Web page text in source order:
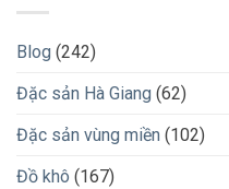
Blog (242)
Đặc sản Hà Giang (62)
Đặc sản vùng miền (102)
Đồ khô (167)